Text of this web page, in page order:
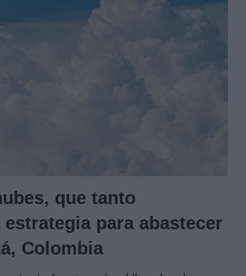
que tanto
para abastecer
Colombia